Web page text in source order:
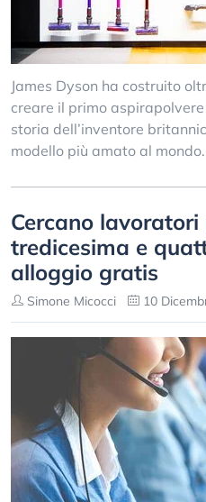
James Dyson ha costruito
creare il primo
storia dell’inventore
modello più amato al mondo.
Cercano lavoratori
tredicesima e
alloggio gratis
Simone Micocci 10